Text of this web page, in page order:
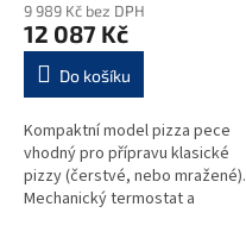
9 989 Kč bez DPH
12 087 Kč
Do košíku
Kompaktní model pizza pece
vhodný pro přípravu klasické
pizzy (čerstvé, nebo mražené).
Mechanický termostat a